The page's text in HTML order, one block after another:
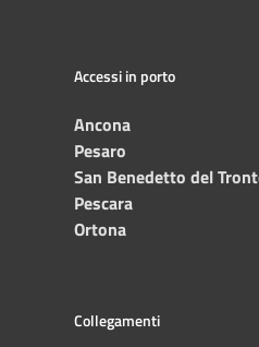
Accessi in porto
Ancona
Pesaro
San Benedetto del
Pescara
Ortona
Collegamenti